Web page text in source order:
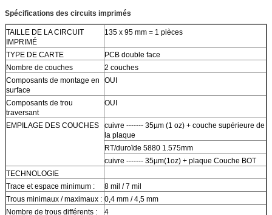
Spécifications des circuits imprimés
TAILLE DE LA CIRCUIT
IMPRIMÉ
135 x 95 mm = 1 pièces
TYPE DE CARTE
PCB double face
Nombre de couches
2 couches
Composants de montage en
surface
OUI
Composants de trou
traversant
OUI
EMPILAGE DES COUCHES
cuivre ------- 35µm (1 oz) + couche supérieure de
la plaque
RT/duroïde 5880 1.575mm
cuivre ------- 35µm(1oz) + plaque Couche BOT
TECHNOLOGIE
Trace et espace minimum :
8 mil / 7 mil
Trous minimaux / maximaux : 0,4 mm / 4,5 mm
Nombre de trous différents :
4